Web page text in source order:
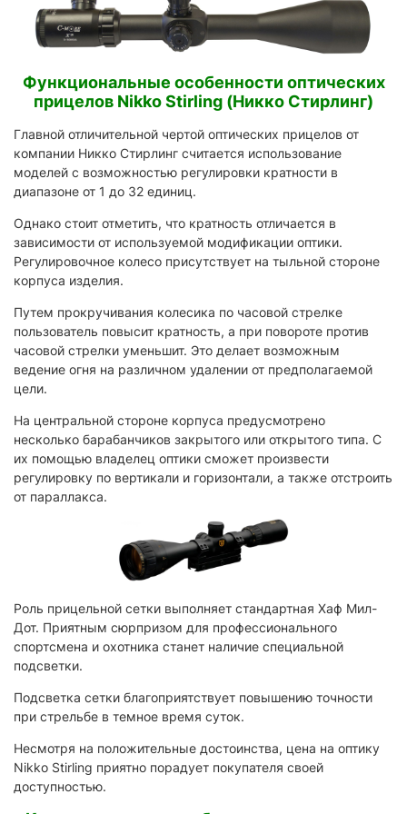
Функциональные особенности оптических
прицелов Nikko Stirling (Никко Стирлинг)
Главной отличительной чертой оптических прицелов от
компании Никко Стирлинг считается использование
моделей с возможностью регулировки кратности в
диапазоне от 1 до 32 единиц.
Однако стоит отметить, что кратность отличается в
зависимости от используемой модификации оптики.
Регулировочное колесо присутствует на тыльной стороне
корпуса изделия.
Путем прокручивания колесика по часовой стрелке
пользователь повысит кратность, а при повороте против
часовой стрелки уменьшит. Это делает возможным
ведение огня на различном удалении от предполагаемой
цели.
На центральной стороне корпуса предусмотрено
несколько барабанчиков закрытого или открытого типа. С
их помощью владелец оптики сможет произвести
регулировку по вертикали и горизонтали, а также отстроить
от параллакса.
Роль прицельной сетки выполняет стандартная Хаф Мил-
Дот. Приятным сюрпризом для профессионального
спортсмена и охотника станет наличие специальной
подсветки.
Подсветка сетки благоприятствует повышению точности
при стрельбе в темное время суток.
Несмотря на положительные достоинства, цена на оптику
Nikko Stirling приятно порадует покупателя своей
доступностью.